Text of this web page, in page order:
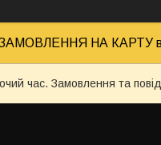
НА КАРТУ
час. Замовлення та